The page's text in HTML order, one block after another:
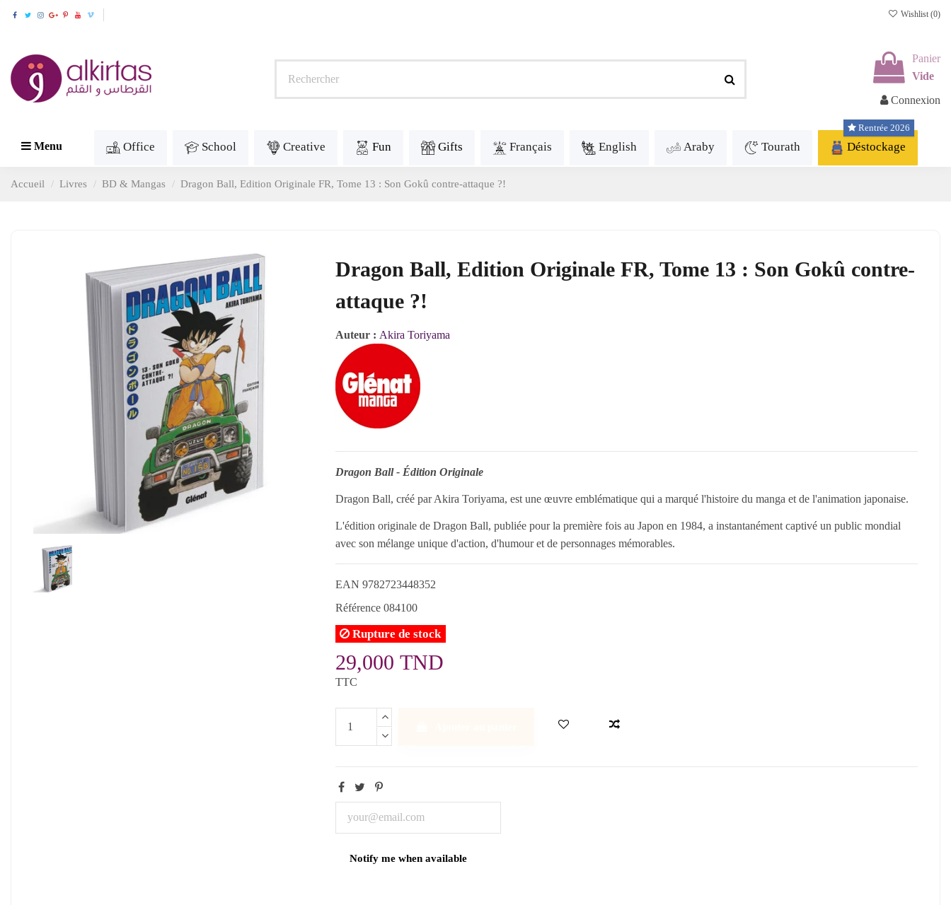
Wishlist (0)
Panier
Vide
Connexion
Menu Office School Creative Fun Gifts Français English Araby Tourath Déstockage
Rentrée 2026
Accueil Livres BD & Mangas Dragon Ball, Edition Originale FR, Tome 13 : Son Gokû contre-attaque ?!
Dragon Ball, Edition Originale FR, Tome 13 : Son Gokû contre-
attaque ?!
Auteur : Akira Toriyama
Dragon Ball - Édition Originale
Dragon Ball, créé par Akira Toriyama, est une œuvre emblématique qui a marqué l'histoire du manga et de l'animation japonaise.
L'édition originale de Dragon Ball, publiée pour la première fois au Japon en 1984, a instantanément captivé un public mondial
avec son mélange unique d'action, d'humour et de personnages mémorables.
EAN 9782723448352
Référence 084100
Rupture de stock
29,000 TND
TTC